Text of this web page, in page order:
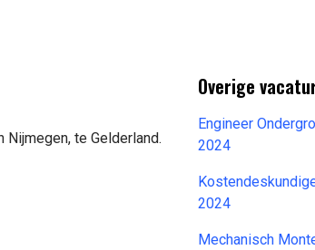
te Gelderland.
Overige
Engineer
2024
2024
Mechanisch